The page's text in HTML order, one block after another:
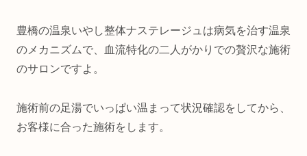
豊橋の温泉いやし整体ナステレージュは病気を治す温泉
のメカニズムで、血流特化の二人がかりでの贅沢な施術
のサロンですよ。
施術前の足湯でいっぱい温まって状況確認をしてから、
お客様に合った施術をします。